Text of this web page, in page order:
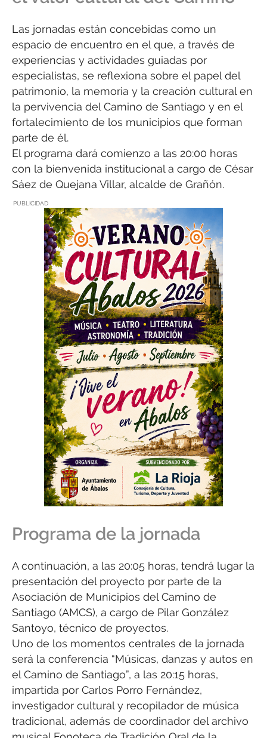
Las jornadas están concebidas como un
espacio de encuentro en el que, a través de
experiencias y actividades guiadas por
especialistas, se reflexiona sobre el papel del
patrimonio, la memoria y la creación cultural en
la pervivencia del Camino de Santiago y en el
fortalecimiento de los municipios que forman
parte de él.
El programa dará comienzo a las 20:00 horas
con la bienvenida institucional a cargo de César
Sáez de Quejana Villar, alcalde de Grañón.
PUBLICIDAD
Programa de la jornada
A continuación, a las 20:05 horas, tendrá lugar la
presentación del proyecto por parte de la
Asociación de Municipios del Camino de
Santiago (AMCS), a cargo de Pilar González
Santoyo, técnico de proyectos.
Uno de los momentos centrales de la jornada
será la conferencia “Músicas, danzas y autos en
el Camino de Santiago”, a las 20:15 horas,
impartida por Carlos Porro Fernández,
investigador cultural y recopilador de música
tradicional, además de coordinador del archivo